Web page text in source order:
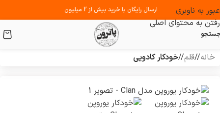
عبور به ناوبری
رفتن به محتوای اصلی
ارسال رایگان با خرید بیش از 2 میلیون
خانه/ قلم/ خودکار کادویی